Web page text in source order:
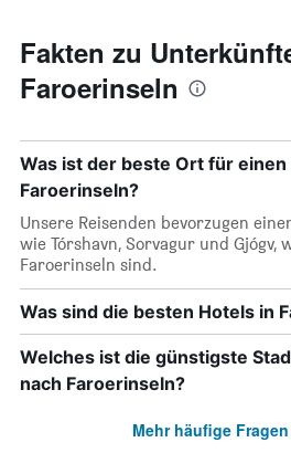
Fakten zu
Faroerinseln
Was ist der beste Ort für
Faroerinseln?
Unsere Reisenden bevorzugen
wie Tórshavn, Sorvagur und Gjógv,
Faroerinseln sind.
Was sind die besten Hotels in
Welches ist die günstigste
nach Faroerinseln?
Mehr häufige